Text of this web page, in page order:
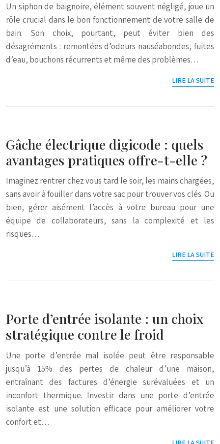
Un siphon de baignoire, élément souvent négligé, joue un
rôle crucial dans le bon fonctionnement de votre salle de
bain. Son choix, pourtant, peut éviter bien des
désagréments : remontées d’odeurs nauséabondes, fuites
d’eau, bouchons récurrents et même des problèmes…
LIRE LA SUITE
Gâche électrique digicode : quels
avantages pratiques offre-t-elle ?
Imaginez rentrer chez vous tard le soir, les mains chargées,
sans avoir à fouiller dans votre sac pour trouver vos clés. Ou
bien, gérer aisément l’accès à votre bureau pour une
équipe de collaborateurs, sans la complexité et les
risques…
LIRE LA SUITE
Porte d’entrée isolante : un choix
stratégique contre le froid
Une porte d’entrée mal isolée peut être responsable
jusqu’à 15% des pertes de chaleur d’une maison,
entraînant des factures d’énergie surévaluées et un
inconfort thermique. Investir dans une porte d’entrée
isolante est une solution efficace pour améliorer votre
confort et…